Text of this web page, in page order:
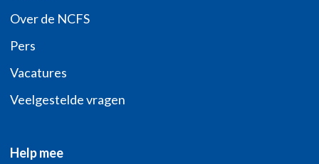
Over de NCFS
Pers
Vacatures
Veelgestelde vragen
Help mee